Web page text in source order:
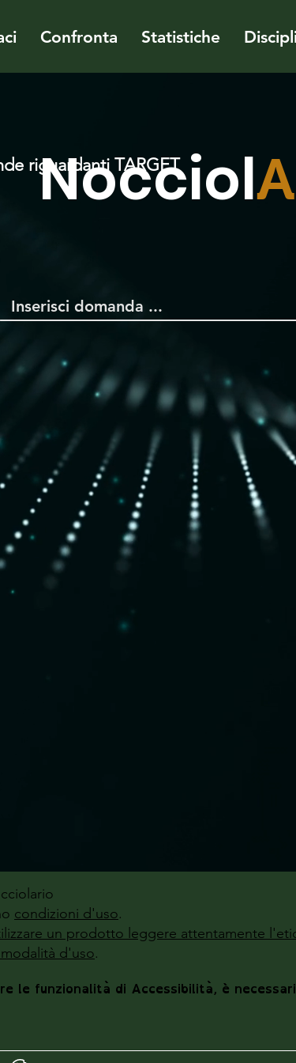
Confronta Statistiche
Nocciol
riguardanti TARGET
condizioni d'uso.
un prodotto leggere attentamente
d'uso.
le funzionalità di Accessibilità, è